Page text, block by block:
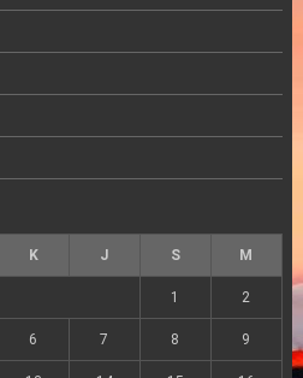
K J S M
1 2
6 7 8 9